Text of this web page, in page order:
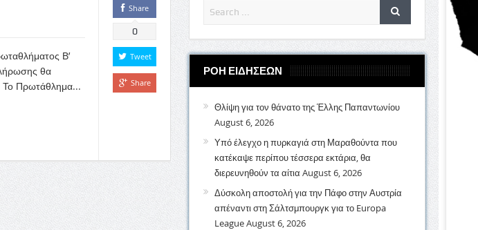
Β’
θα
Το Πρωτάθλημα...
Share
0
Tweet
Share
ΡΟΗ ΕΙΔΗΣΕΩΝ
Θλίψη για τον θάνατο της Έλλης Παπαντωνίου
August 6, 2026
Υπό έλεγχο η πυρκαγιά στη Μαραθούντα που
κατέκαψε περίπου τέσσερα εκτάρια, θα
διερευνηθούν τα αίτια August 6, 2026
Δύσκολη αποστολή για την Πάφο στην Αυστρία
απέναντι στη Σάλτσμπουργκ για το Europa
LeagueAugust 6, 2026